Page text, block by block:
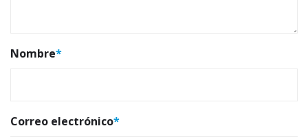
Nombre*
Correo electrónico*